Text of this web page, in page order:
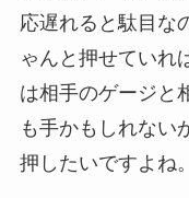
応遅れると駄目な
ゃんと押せていれ
は相手のゲージと
も手かもしれない
押したいですよね。